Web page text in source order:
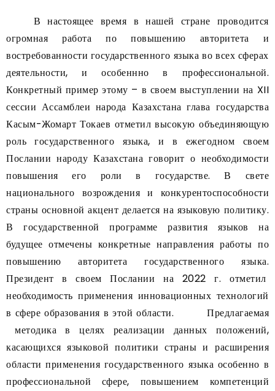
В настоящее время в нашей стране проводится
огромная работа по повышению авторитета и
востребованности государственного языка во всех сферах
деятельности, и особеннно в профессиональной.
Конкретный пример этому – в своем выступлении на XII
сессии Ассамблеи народа Казахстана глава государства
Касым-Жомарт Токаев отметил высокую объединяющую
роль государственного языка, и в ежегодном своем
Послании народу Казахстана говорит о необходимости
повышения его роли в государстве. В свете
национального возрождения и конкурентоспособности
страны основной акцент делается на языковую политику.
В государственной программе развития языков на
будущее отмечены конкретные направления работы по
повышению авторитета государственного языка.
Президент в своем Послании на 2022 г. отметил
необходимость применения инновационных технологий
в сфере образования в этой области. Предлагаемая
методика в целях реализации данных положений,
касающихся языковой политики страны и расширения
области применения государственного языка особенно в
профессиональной сфере, повышением компетенций